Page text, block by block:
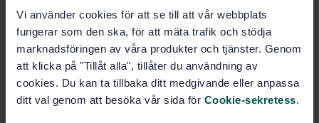
Vi använder cookies för att se till att vår webbplats
fungerar som den ska, för att mäta trafik och stödja
marknadsföringen av våra produkter och tjänster. Genom
att klicka på "Tillåt alla", tillåter du användning av
cookies. Du kan ta tillbaka ditt medgivande eller anpassa
ditt val genom att besöka vår sida för Cookie-sekretess.
PDF
Fler alternativ
Produktinformation